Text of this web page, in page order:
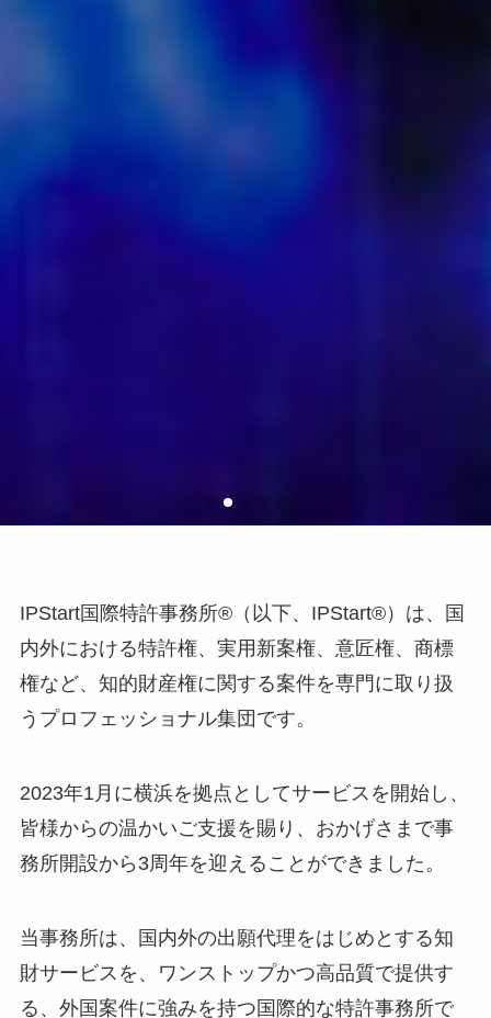
IPStart国際特許事務所®（以下、IPStart®）は、国
内外における特許権、実用新案権、意匠権、商標
権など、知的財産権に関する案件を専門に取り扱
うプロフェッショナル集団です。
2023年1月に横浜を拠点としてサービスを開始し、
皆様からの温かいご支援を賜り、おかげさまで事
務所開設から3周年を迎えることができました。
当事務所は、国内外の出願代理をはじめとする知
財サービスを、ワンストップかつ高品質で提供す
る、外国案件に強みを持つ国際的な特許事務所で